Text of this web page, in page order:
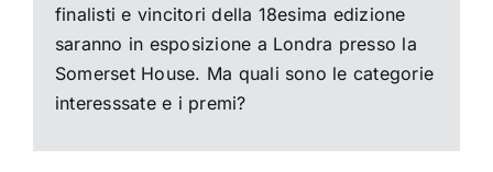
finalisti e vincitori della 18esima edizione
saranno in esposizione a Londra presso la
Somerset House. Ma quali sono le categorie
interesssate e i premi?